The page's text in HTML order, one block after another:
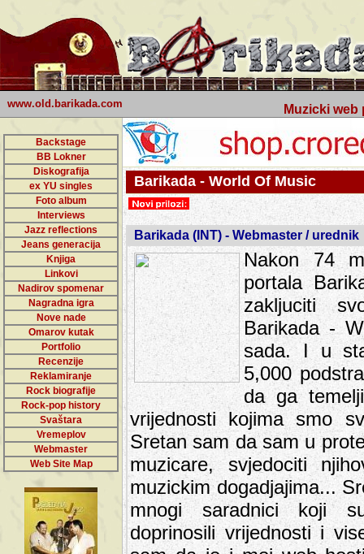
www.old.barikada.com Muzicki web
Backstage
BB Lokner
Diskografija
ex YU singles
Foto album
Interviews
Jazz reflections
Jeans generacija
Knjiga
Linkovi
Nadirov spomenar
Nagradna igra
Nove nade
Omarov kutak
Portfolio
Recenzije
Reklamiranje
Rock biografije
Rock-pop history
Svaštara
Vremeplov
Webmaster
Web Site Map
Barikada - World Of Music
Barikada (INT) - Webmaster / urednik
Nakon 74
portala
zakljuciti
Barikada -
sada. I u
5,000
da ga
vrijednosti kojima smo
Sretan sam da sam u
muzicare, svjedociti
muzickim dogadjajima...
mnogi saradnici koji
doprinosili vrijednosti i